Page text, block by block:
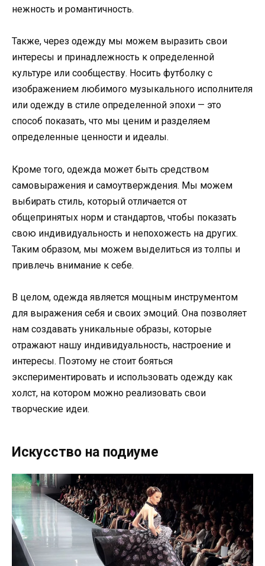
нежность и романтичность.
Также, через одежду мы можем выразить свои
интересы и принадлежность к определенной
культуре или сообществу. Носить футболку с
изображением любимого музыкального исполнителя
или одежду в стиле определенной эпохи — это
способ показать, что мы ценим и разделяем
определенные ценности и идеалы.
Кроме того, одежда может быть средством
самовыражения и самоутверждения. Мы можем
выбирать стиль, который отличается от
общепринятых норм и стандартов, чтобы показать
свою индивидуальность и непохожесть на других.
Таким образом, мы можем выделиться из толпы и
привлечь внимание к себе.
В целом, одежда является мощным инструментом
для выражения себя и своих эмоций. Она позволяет
нам создавать уникальные образы, которые
отражают нашу индивидуальность, настроение и
интересы. Поэтому не стоит бояться
экспериментировать и использовать одежду как
холст, на котором можно реализовать свои
творческие идеи.
Искусство на подиуме